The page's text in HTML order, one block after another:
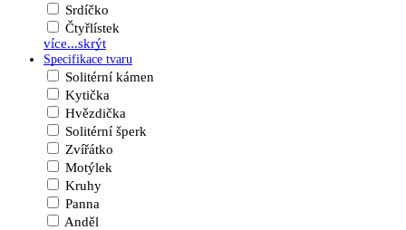
Srdíčko
Čtyřlístek
více...skrýt
Specifikace tvaru
Solitérní kámen
Kytička
Hvězdička
Solitérní šperk
Zvířátko
Motýlek
Kruhy
Panna
Anděl